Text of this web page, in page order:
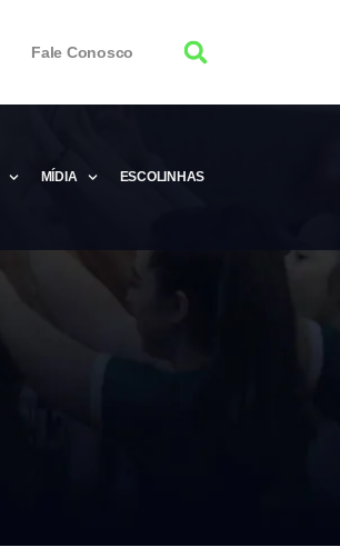
Fale Conosco
MÍDIA ESCOLINHAS